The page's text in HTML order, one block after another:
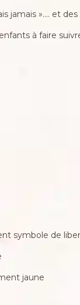
jamais »…. et
à faire
symbole de
jaune